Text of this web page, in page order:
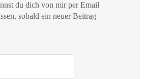
du dich von mir per Email
sobald ein neuer Beitrag